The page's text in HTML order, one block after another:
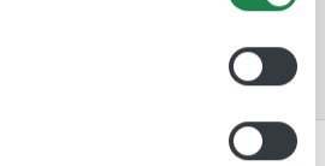
behöver loggan vara